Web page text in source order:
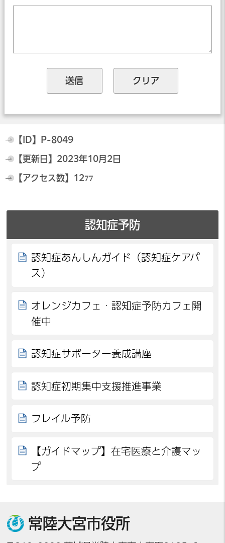
【ID】 P-8049
【更新日】 2023年10月2日
【アクセス数】 1277
認知症予防
認知症あんしんガイド（認知症ケアパ
ス）
オレンジカフェ・認知症予防カフェ開
催中
認知症サポーター養成講座
認知症初期集中支援推進事業
フレイル予防
【ガイドマップ】在宅医療と介護マッ
プ
常陸大宮市役所